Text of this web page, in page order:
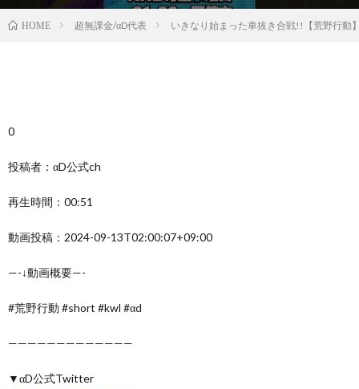
HOME 超無課金/αD代表 いきなり始まった車抜き合戦!!【荒野行動
0
投稿者：αD公式ch
再生時間：00:51
動画投稿：2024-09-13T02:00:07+09:00
—-↓動画概要—-
#荒野行動 #short #kwl #αd
—————————————
▼αD公式Twitter